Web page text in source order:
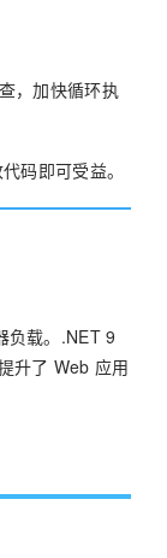
，加快循环执
码即可受益。
负载。.NET 9
升了 Web 应用